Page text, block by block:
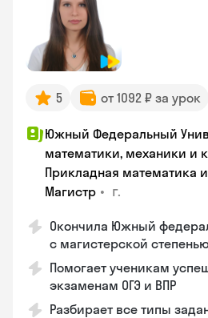
5 от 1092 ₽ за урок
Южный Федеральный
математики, механики и
Прикладная математика
Магистр • г.
Окончила Южный
с магистерской степенью
Помогает ученикам
экзаменам ОГЭ и ВПР
Разбирает все типы